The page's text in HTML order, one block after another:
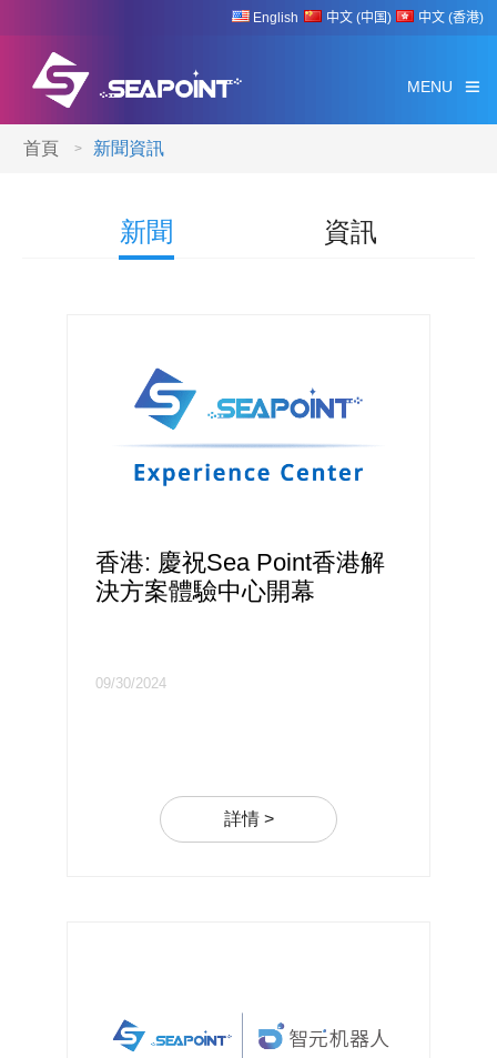
English 中文 (中国) 中文 (香港)
MENU
首頁 > 新聞資訊
新聞 資訊
香港: 慶祝Sea Point香港解
決方案體驗中心開幕
09/30/2024
詳情 >